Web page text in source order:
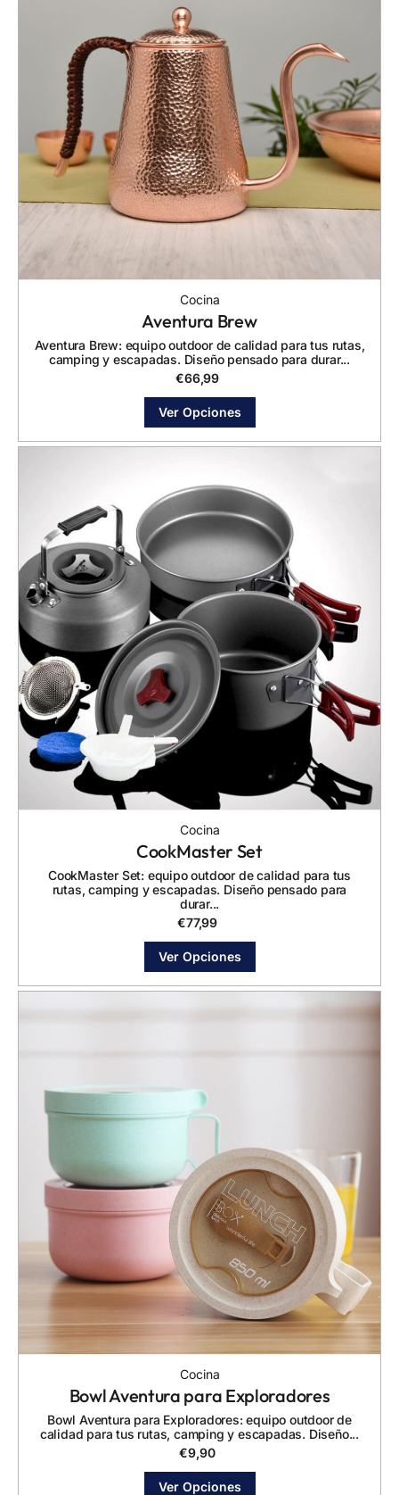
Cocina
Aventura Brew
Aventura Brew: equipo outdoor de calidad para tus rutas,
camping y escapadas. Diseño pensado para durar...
€66,99
Ver Opciones
Cocina
CookMaster Set
CookMaster Set: equipo outdoor de calidad para tus
rutas, camping y escapadas. Diseño pensado para
durar...
€77,99
Ver Opciones
Cocina
Bowl Aventura para Exploradores
Bowl Aventura para Exploradores: equipo outdoor de
calidad para tus rutas, camping y escapadas. Diseño...
€9,90
Ver Opciones